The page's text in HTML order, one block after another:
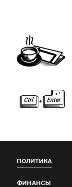
ПОЛИТИКА
ФИНАНСЫ